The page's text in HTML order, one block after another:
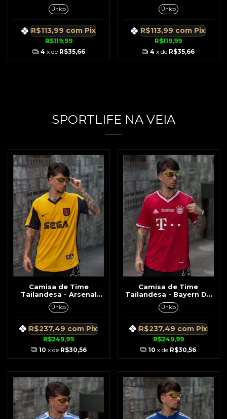
Colorido Na Costa
Único
R$119,99
R$113,99 com Pix
4 x de R$35,66
Nome Trip Side Na
Costa
Único
R$119,99
R$113,99 com Pix
4 x de R$35,66
SPORTLIFE NA VEIA
Camisa de Time
Tailandesa - Arsenal
Amarela c/ Azul Retrô
1999
Único
R$249,99
R$237,49 com Pix
10 x de R$30,56
Camisa de Time
Tailandesa - Bayern De
Munique Retrô 2013
Vermelha c/ Branca
Único
R$249,99
R$237,49 com Pix
10 x de R$30,56